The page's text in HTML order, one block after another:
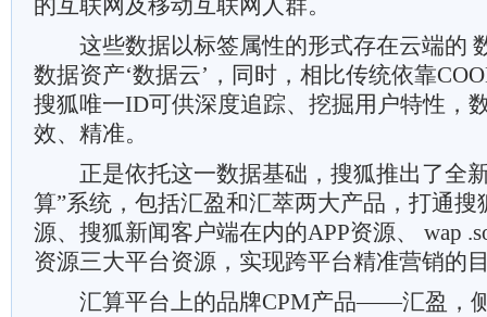
的互联网及移动互联网人群。
这些数据以标签属性的形式存在云端的
数据资产‘数据云’，同时，相比传统依靠
搜狐唯一ID可供深度追踪、挖掘用户特性，
效、精准。
正是依托这一数据基础，搜狐推出了全
算”系统，包括汇盈和汇萃两大产品，打通搜
源、搜狐新闻客户端在内的APP资源、 wap
资源三大平台资源，实现跨平台精准营销的
汇算平台上的品牌CPM产品——汇盈，侧